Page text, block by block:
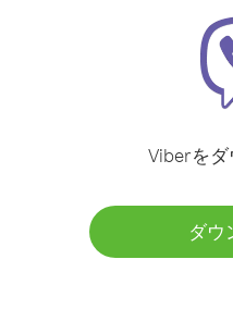
Viberをダ
ダウ